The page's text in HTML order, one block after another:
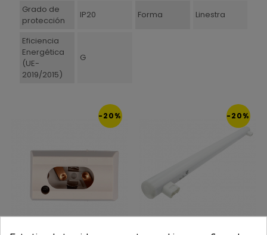
Grado de
protección
IP20 Forma Linestra
Eficiencia
Energética
(UE-
2019/2015)
G
-20% -20%